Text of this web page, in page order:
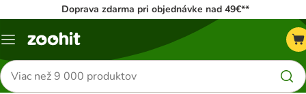
Doprava zdarma pri objednávke nad 49€**
Kategórie
Hľadať
produkty